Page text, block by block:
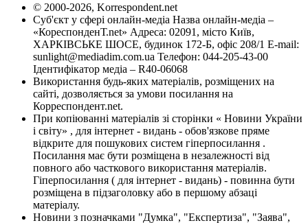
© 2000-2026, Korrespondent.net
Суб'єкт у сфері онлайн-медіа Назва онлайн-медіа –
«КореспонденТ.net» Адреса: 02091, місто Київ,
ХАРКІВСЬКЕ ШОСЕ, будинок 172-Б, офіс 208/1 E-mail:
sunlight@mediadim.com.ua Телефон: 044-205-43-00
Ідентифікатор медіа – R40-06068
Використання будь-яких матеріалів, розміщених на
сайті, дозволяється за умови посилання на
Корреспондент.net.
При копіюванні матеріалів зі сторінки « Новини України
і світу» , для інтернет - видань - обов'язкове пряме
відкрите для пошукових систем гіперпосилання .
Посилання має бути розміщена в незалежності від
повного або часткового використання матеріалів.
Гіперпосилання ( для інтернет - видань) - повинна бути
розміщена в підзаголовку або в першому абзаці
матеріалу.
Новини з позначками "Думка", "Експертиза", "Заява",